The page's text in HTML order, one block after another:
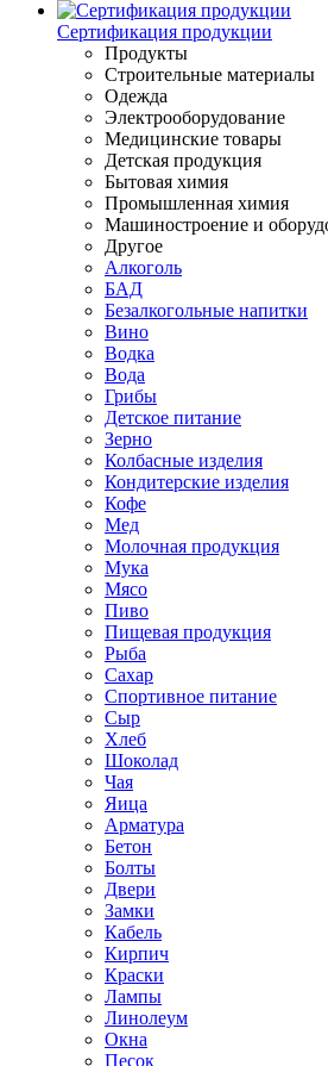
Сертификация продукции
Продукты
Строительные материалы
Одежда
Электрооборудование
Медицинские товары
Детская продукция
Бытовая химия
Промышленная химия
Машиностроение и
Другое
Алкоголь
БАД
Безалкогольные напитки
Вино
Водка
Вода
Грибы
Детское питание
Зерно
Колбасные изделия
Кондитерские изделия
Кофе
Мед
Молочная продукция
Мука
Мясо
Пиво
Пищевая продукция
Рыба
Сахар
Спортивное питание
Сыр
Хлеб
Шоколад
Чая
Яица
Арматура
Бетон
Болты
Двери
Замки
Кабель
Кирпич
Краски
Лампы
Линолеум
Окна
Песок